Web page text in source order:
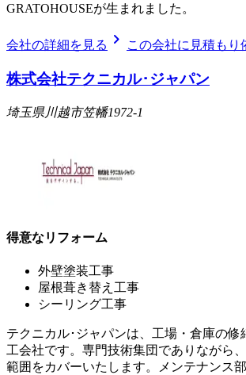
GRATOHOUSEが生まれました。
会社の詳細を見る chevron_right この会社に見積もり
株式会社テクニカル･ジャパン
埼玉県川越市笠幡1972-1
得意なリフォーム
外壁塗装工事
屋根葺き替え工事
シーリング工事
テクニカル･ジャパンは、工場・倉庫の修
工会社です。専門技術集団でありながら
範囲をカバーいたします。メンテナンス